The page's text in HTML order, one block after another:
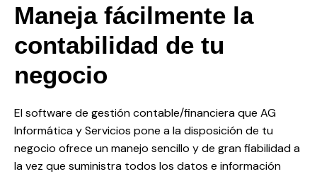
Maneja fácilmente la
contabilidad de tu
negocio
El software de gestión contable/financiera que AG
Informática y Servicios pone a la disposición de tu
negocio ofrece un manejo sencillo y de gran fiabilidad a
la vez que suministra todos los datos e información